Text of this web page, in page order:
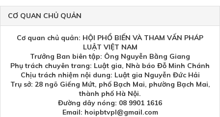
CƠ QUAN CHỦ QUẢN
Cơ quan chủ quản: HỘI PHỔ BIẾN VÀ THAM VẤN PHÁP
LUẬT VIỆT NAM
Trưởng Ban biên tập: Ông Nguyễn Bằng Giang
Phụ trách chuyên trang: Luật gia, Nhà báo Đỗ Minh Chánh
Chịu trách nhiệm nội dung: Luật gia Nguyễn Đức Hải
Trụ sở: 28 ngõ Giếng Mứt, phố Bạch Mai, phường Bạch Mai,
thành phố Hà Nội.
Đường dây nóng: 08 9901 1616
Email: hoipbtvpl@gmail.com